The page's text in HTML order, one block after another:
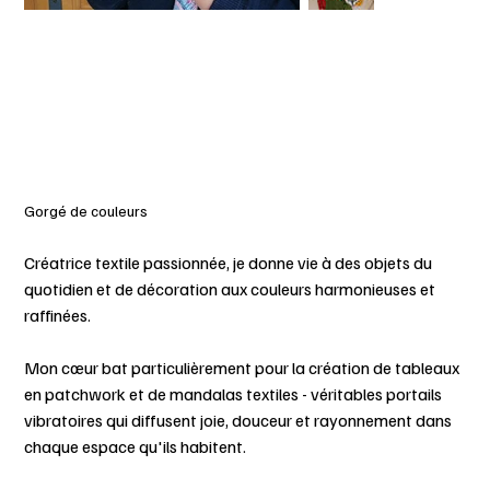
Gorgé de couleurs
Créatrice textile passionnée, je donne vie à des objets du
quotidien et de décoration aux couleurs harmonieuses et
raffinées.
Mon cœur bat particulièrement pour la création de tableaux
en patchwork et de mandalas textiles - véritables portails
vibratoires qui diffusent joie, douceur et rayonnement dans
chaque espace qu'ils habitent.